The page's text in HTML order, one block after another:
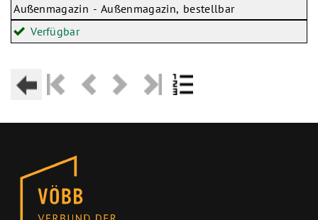
Außenmagazin - Außenmagazin, bestellbar
Verfügbar